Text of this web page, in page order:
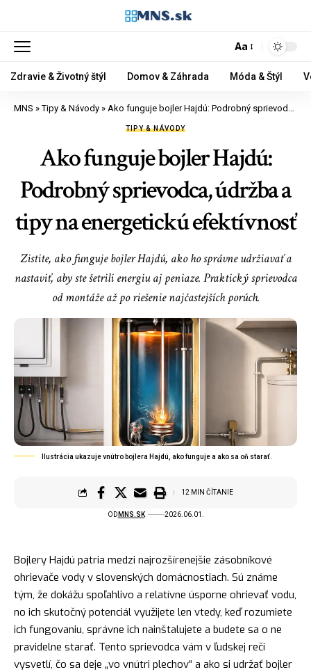
Aa
Zdravie & Životný štýl Domov & Záhrada Móda & Štýl
MNS »Tipy & Návody » Ako funguje bojler Hajdú: Podrobný sprievodca, údržba a tipy na energetickú efektívnosť
TIPY & NÁVODY
Ako funguje bojler Hajdú:
Podrobný sprievodca, údržba a
tipy na energetickú efektívnosť
Zistite, ako funguje bojler Hajdú, ako ho správne udržiavať a
nastaviť, aby ste šetrili energiu aj peniaze. Praktický sprievodca
od montáže až po riešenie najčastejších porúch.
Ilustrácia ukazuje vnútro bojlera Hajdú, ako funguje a ako sa oň starať.
OD MNS.SK 2026.06.01.
12 MIN ČÍTANIE
Bojlery Hajdú patria medzi najrozšírenejšie zásobníkové
ohrievače vody v slovenských domácnostiach. Sú známe
tým, že dokážu spoľahlivo a relatívne úsporne ohrievať vodu,
no ich skutočný potenciál využijete len vtedy, keď rozumiete
ich fungovaniu, správne ich nainštalujete a budete sa o ne
pravidelne starať. Tento sprievodca vám v ľudskej reči
vysvetlí, čo sa deje „vo vnútri plechov“ a ako si udržať bojler